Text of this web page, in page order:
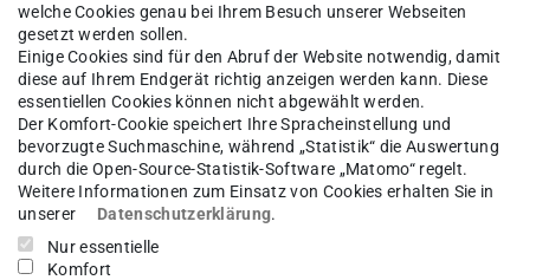
von 08:55 bis 12:25/13:20 Uhr
auf Moodle(von Montag, 17. August bis
bis zu diesem Datum noch keine TU-ID
…
welche Cookies genau bei Ihrem Besuch unserer Webseiten
gesetzt werden sollen.
Einige Cookies sind für den Abruf der Website notwendig, damit
diese auf Ihrem Endgerät richtig anzeigen werden kann. Diese
essentiellen Cookies können nicht abgewählt werden.
Der Komfort-Cookie speichert Ihre Spracheinstellung und
bevorzugte Suchmaschine, während „Statistik“ die Auswertung
durch die Open-Source-Statistik-Software „Matomo“ regelt.
Weitere Informationen zum Einsatz von Cookies erhalten Sie in
unserer
Datenschutzerklärung.
Nur essentielle
Komfort